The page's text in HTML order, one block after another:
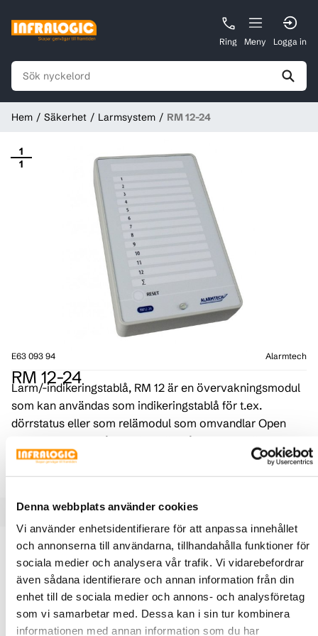
Denna webbplats använder cookies
Vi använder enhetsidentifierare för att anpassa innehållet
och annonserna till användarna, tillhandahålla funktioner för
sociala medier och analysera vår trafik. Vi vidarebefordrar
även sådana identifierare och annan information från din
enhet till de sociala medier och annons- och analysföretag
som vi samarbetar med. Dessa kan i sin tur kombinera
informationen med annan information som du har
Ring Meny Logga in
Hem Säkerhet Larmsystem RM 12-24
1
1
E63 093 94 Alarmtech
RM 12-24
Larm/-indikeringstablå, RM 12 är en övervakningsmodul
som kan användas som indikeringstablå för t.ex.
dörrstatus eller som relämodul som omvandlar Open
Collector (OC) utgångar till reläutgångar med växlande
funktion.
Produktbeskrivning Specifikationer
Relämodulen RM 12 består av 12 oberoende, parallella
ingångar med pull-up motstånd och reläutgångar (växlande
NO/NC) som följer ingångarnas status. Ingångarna kan